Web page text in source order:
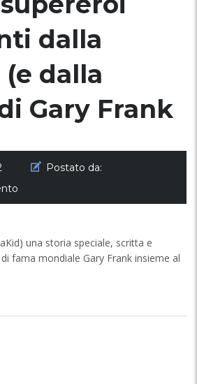
dalla
dalla
Gary Frank
Postato da:
una storia speciale, scritta e
fama mondiale Gary Frank insieme al